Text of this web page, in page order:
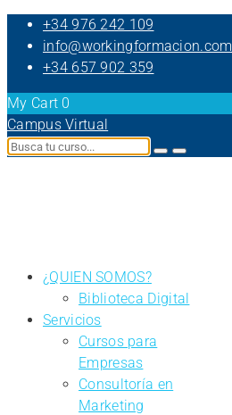
+34 976 242 109
info@workingformacion.com
+34 657 902 359
My Cart 0
Campus Virtual
¿QUIEN SOMOS?
Biblioteca Digital
Servicios
Cursos para
Empresas
Consultoría en
Marketing